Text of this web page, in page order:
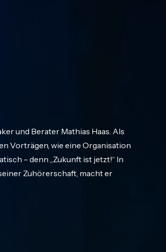
und Berater Mathias Haas. Als
Vorträgen, wie eine Organisation
– denn „Zukunft ist jetzt!“ In
Zuhörerschaft, macht er